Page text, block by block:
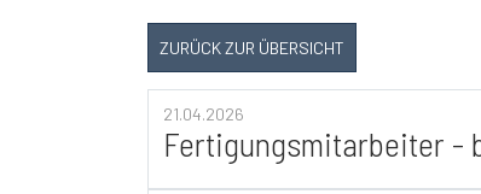
ZURÜCK ZUR ÜBERSICHT
21.04.2026
Fertigungsmitarbeiter -